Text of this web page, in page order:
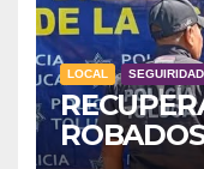
LOCAL SEGUIRIDAD
ROBADOS